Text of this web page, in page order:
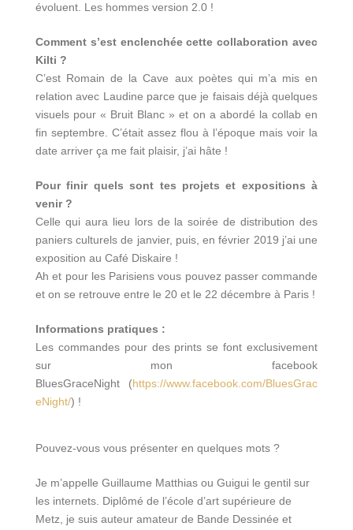
évoluent. Les hommes version 2.0 !
Comment s’est enclenchée cette collaboration avec
Kilti ?
C’est Romain de la Cave aux poètes qui m’a mis en
relation avec Laudine parce que je faisais déjà quelques
visuels pour « Bruit Blanc » et on a abordé la collab en
fin septembre. C’était assez flou à l’époque mais voir la
date arriver ça me fait plaisir, j’ai hâte !
Pour finir quels sont tes projets et expositions à
venir ?
Celle qui aura lieu lors de la soirée de distribution des
paniers culturels de janvier, puis, en février 2019 j’ai une
exposition au Café Diskaire !
Ah et pour les Parisiens vous pouvez passer commande
et on se retrouve entre le 20 et le 22 décembre à Paris !
Informations pratiques :
Les commandes pour des prints se font exclusivement
sur mon facebook
BluesGraceNight (https://www.facebook.com/BluesGrac
eNight/) !
Pouvez-vous vous présenter en quelques mots ?
Je m’appelle Guillaume Matthias ou Guigui le gentil sur
les internets. Diplômé de l’école d’art supérieure de
Metz, je suis auteur amateur de Bande Dessinée et